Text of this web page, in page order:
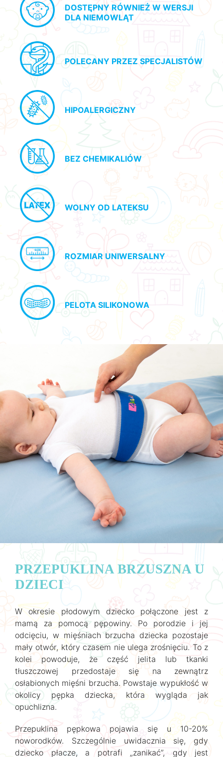
DOSTĘPNY RÓWNIEŻ W WERSJI
DLA NIEMOWLĄT
POLECANY PRZEZ SPECJALISTÓW
HIPOALERGICZNY
BEZ CHEMIKALIÓW
WOLNY OD LATEKSU
ROZMIAR UNIWERSALNY
PELOTA SILIKONOWA
PRZEPUKLINA BRZUSZNA U
DZIECI
W okresie płodowym dziecko połączone jest z
mamą za pomocą pępowiny. Po porodzie i jej
odcięciu, w mięśniach brzucha dziecka pozostaje
mały otwór, który czasem nie ulega zrośnięciu. To z
kolei powoduje, że część jelita lub tkanki
tłuszczowej przedostaje się na zewnątrz
osłabionych mięśni brzucha. Powstaje wypukłość w
okolicy pępka dziecka, która wygląda jak
opuchlizna.
Przepuklina pępkowa pojawia się u 10-20%
noworodków. Szczególnie uwidacznia się, gdy
dziecko płacze, a potrafi „zanikać”, gdy jest